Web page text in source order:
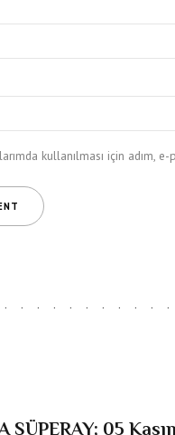
kullanılması için adım,
SÜPERAY; 05